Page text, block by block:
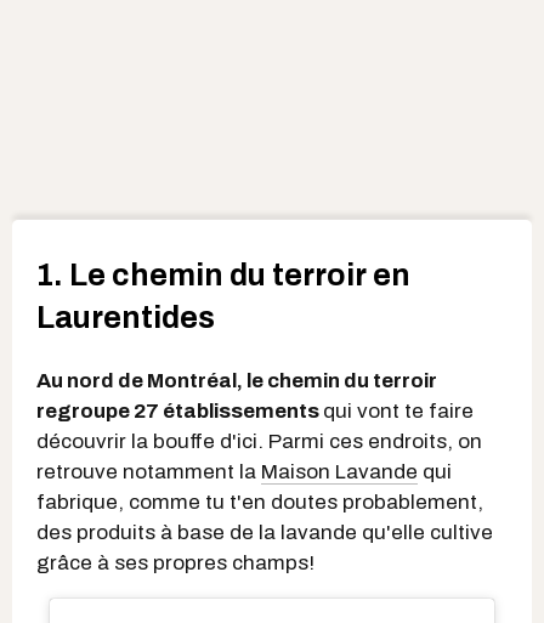
1. Le chemin du terroir en
Laurentides
Au nord de Montréal, le chemin du terroir
regroupe 27 établissements qui vont te faire
découvrir la bouffe d'ici. Parmi ces endroits, on
retrouve notamment la Maison Lavande qui
fabrique, comme tu t'en doutes probablement,
des produits à base de la lavande qu'elle cultive
grâce à ses propres champs!